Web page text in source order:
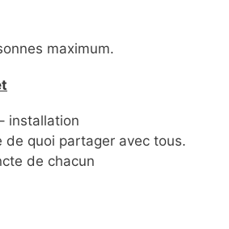
maximum.
installation
de quoi partager avec tous.
de chacun